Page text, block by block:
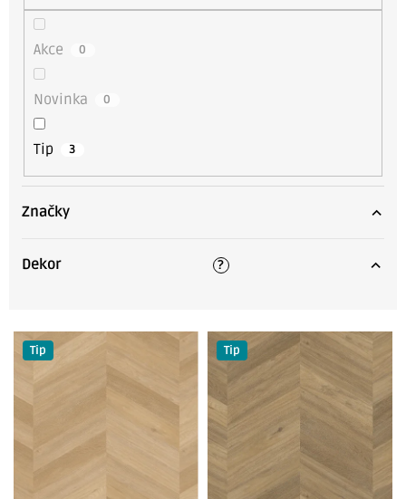
Akce 0
Novinka 0
Tip 3
Značky
Dekor ?
V
s
Tip Tip